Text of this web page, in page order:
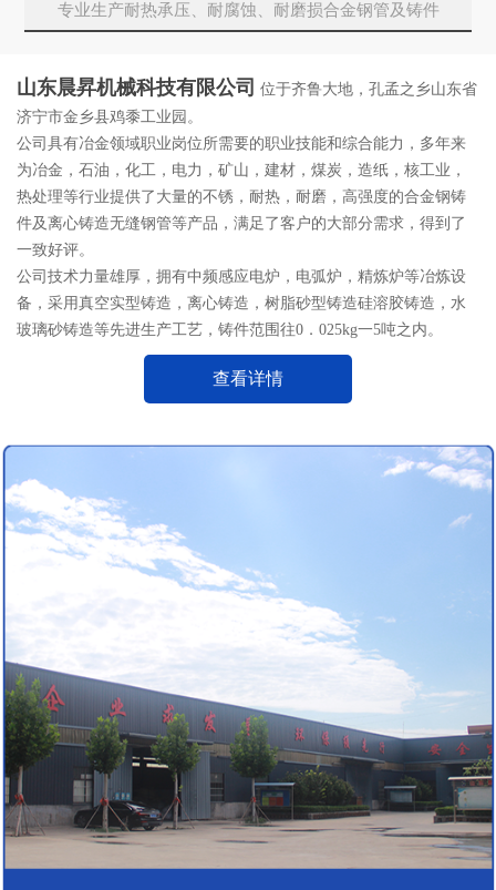
专业生产耐热承压、耐腐蚀、耐磨损合金钢管及铸件
山东晨昇机械科技有限公司 位于齐鲁大地，孔孟之乡山东省
济宁市金乡县鸡黍工业园。
公司具有冶金领域职业岗位所需要的职业技能和综合能力，多年来
为冶金，石油，化工，电力，矿山，建材，煤炭，造纸，核工业，
热处理等行业提供了大量的不锈，耐热，耐磨，高强度的合金钢铸
件及离心铸造无缝钢管等产品，满足了客户的大部分需求，得到了
一致好评。
公司技术力量雄厚，拥有中频感应电炉，电弧炉，精炼炉等冶炼设
备，采用真空实型铸造，离心铸造，树脂砂型铸造硅溶胶铸造，水
玻璃砂铸造等先进生产工艺，铸件范围往0．025kg一5吨之内。
查看详情